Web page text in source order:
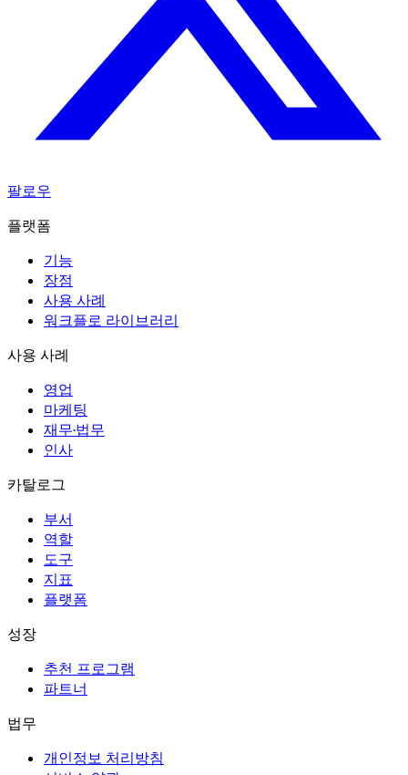
팔로우
플랫폼
기능
장점
사용 사례
워크플로 라이브러리
사용 사례
영업
마케팅
재무·법무
인사
카탈로그
부서
역할
도구
지표
플랫폼
성장
추천 프로그램
파트너
법무
개인정보 처리방침